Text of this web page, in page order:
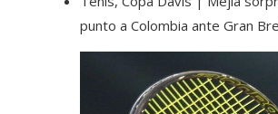
punto a Colombia ante Gran